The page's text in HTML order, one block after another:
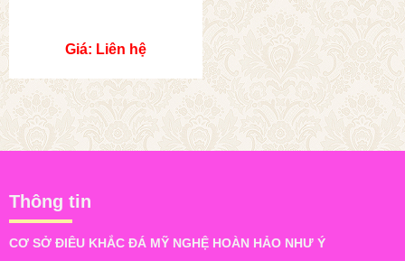
Giá: Liên hệ
Thông tin
CƠ SỞ ĐIÊU KHẮC ĐÁ MỸ NGHỆ HOÀN HẢO NHƯ Ý